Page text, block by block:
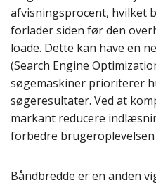
afvisningsprocent, hvilket
forlader siden før den
loade. Dette kan have en
(Search Engine
søgemaskiner prioriterer
søgeresultater. Ved at
markant reducere
forbedre
Båndbredde er en anden